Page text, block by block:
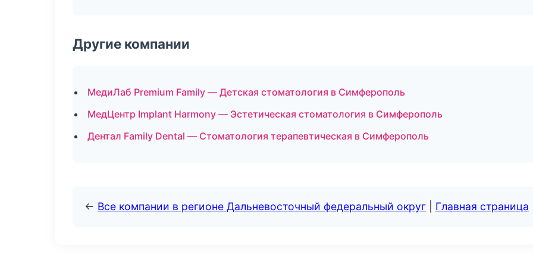
Другие компании
МедиЛаб Premium Family — Детская стоматология в Симферополь
МедЦентр Implant Harmony — Эстетическая стоматология в Симферополь
Дентал Family Dental — Стоматология терапевтическая в Симферополь
← Все компании в регионе Дальневосточный федеральный округ Главная страница